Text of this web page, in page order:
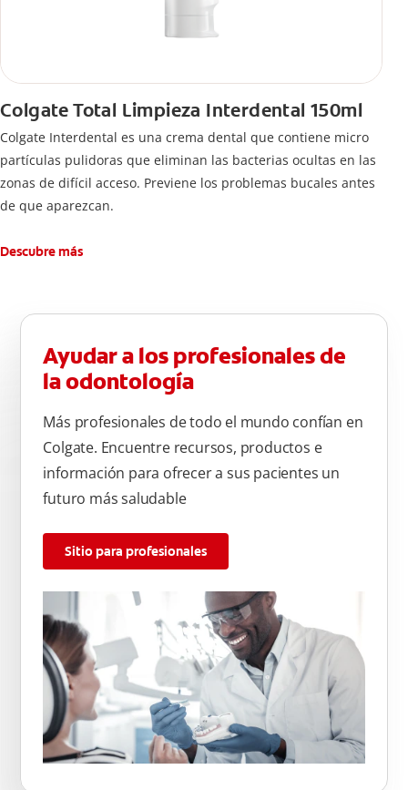
Colgate Total Limpieza Interdental 150ml
Colgate Interdental es una crema dental que contiene micro
partículas pulidoras que eliminan las bacterias ocultas en las
zonas de difícil acceso. Previene los problemas bucales antes
de que aparezcan.
Descubre más
Ayudar a los profesionales de
la odontología
Más profesionales de todo el mundo confían en
Colgate. Encuentre recursos, productos e
información para ofrecer a sus pacientes un
futuro más saludable
Sitio para profesionales